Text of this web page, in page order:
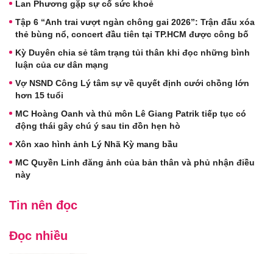
Lan Phương gặp sự cố sức khoẻ
Tập 6 “Anh trai vượt ngàn chông gai 2026”: Trận đấu xóa
thẻ bùng nổ, concert đầu tiên tại TP.HCM được công bố
Kỳ Duyên chia sẻ tâm trạng tủi thân khi đọc những bình
luận của cư dân mạng
Vợ NSND Công Lý tâm sự về quyết định cưới chồng lớn
hơn 15 tuổi
MC Hoàng Oanh và thủ môn Lê Giang Patrik tiếp tục có
động thái gây chú ý sau tin đồn hẹn hò
Xôn xao hình ảnh Lý Nhã Kỳ mang bầu
MC Quyền Linh đăng ảnh của bản thân và phủ nhận điều
này
Tin nên đọc
Đọc nhiều